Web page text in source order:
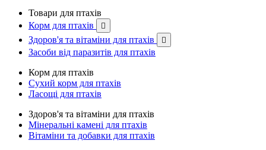
Товари для птахів
Корм для птахів

Здоров'я та вітаміни для птахів 
Засоби від паразитів для птахів
Корм для птахів
Сухий корм для птахів
Ласощі для птахів
Здоров'я та вітаміни для птахів
Мінеральні камені для птахів
Вітаміни та добавки для птахів